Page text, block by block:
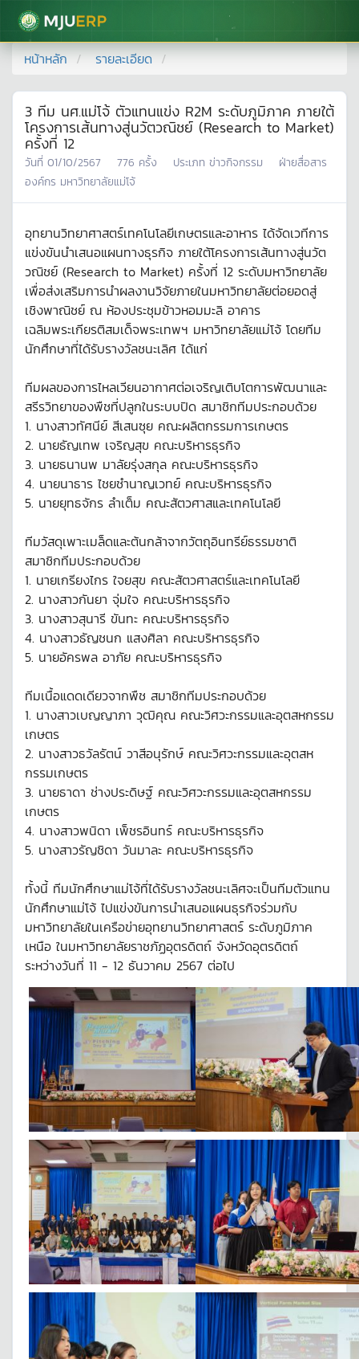
มหาวิทยาลัยแม่โจ้
หน้าหลัก รายละเอียด
3 ทีม นศ.แม่โจ้ ตัวแทนแข่ง R2M ระดับภูมิภาค ภายใต้
โครงการเส้นทางสู่นวัตวณิชย์ (Research to Market)
ครั้งที่ 12
วันที่ 01/10/2567 776 ครั้ง ประเภท ข่าวกิจกรรม
ฝ่ายสื่อสาร
องค์กร มหาวิทยาลัยแม่โจ้
อุทยานวิทยาศาสตร์เทคโนโลยีเกษตรและอาหาร ได้จัดเวทีการ
แข่งขันนำเสนอแผนทางธุรกิจ ภายใต้โครงการเส้นทางสู่นวัต
วณิชย์ (Research to Market) ครั้งที่ 12 ระดับมหาวิทยาลัย
เพื่อส่งเสริมการนำผลงานวิจัยภายในมหาวิทยาลัยต่อยอดสู่
เชิงพาณิชย์ ณ ห้องประชุมข้าวหอมมะลิ อาคาร
เฉลิมพระเกียรติสมเด็จพระเทพฯ มหาวิทยาลัยแม่โจ้ โดยทีม
นักศึกษาที่ได้รับรางวัลชนะเลิศ ได้แก่
ทีมผลของการไหลเวียนอากาศต่อเจริญเติบโตการพัฒนาและ
สรีรวิทยาของพืชที่ปลูกในระบบปิด สมาชิกทีมประกอบด้วย
1. นางสาวทัศนีย์ สีเสนซุย คณะผลิตกรรมการเกษตร
2. นายธัญเทพ เจริญสุข คณะบริหารธุรกิจ
3. นายธนานพ มาลัยรุ่งสกุล คณะบริหารธุรกิจ
4. นายนาธาร ไชยชำนาญเวทย์ คณะบริหารธุรกิจ
5. นายยุทธจักร ลำเต็ม คณะสัตวศาสและเทคโนโลยี
ทีมวัสดุเพาะเมล็ดและต้นกล้าจากวัตถุอินทรีย์ธรรมชาติ
สมาชิกทีมประกอบด้วย
1. นายเกรียงไกร ใจยสุข คณะสัตวศาสตร์และเทคโนโลยี
2. นางสาวกันยา จุ่มใจ คณะบริหารธุรกิจ
3. นางสาวสุนารี ขันทะ คณะบริหารธุรกิจ
4. นางสาวธัญชนก แสงศิลา คณะบริหารธุรกิจ
5. นายอัครพล อาภัย คณะบริหารธุรกิจ
ทีมเนื้อแดดเดียวจากพืช สมาชิกทีมประกอบด้วย
1. นางสาวเบญญาภา วุฒิคุณ คณะวิศวะกรรมและอุตสหกรรม
เกษตร
2. นางสาวธวัลรัตน์ วาสีอนุรักษ์ คณะวิศวะกรรมและอุตสห
กรรมเกษตร
3. นายธาดา ช่างประดิษฐ์ คณะวิศวะกรรมและอุตสหกรรม
เกษตร
4. นางสาวพนิดา เพ็ชรอินทร์ คณะบริหารธุรกิจ
5. นางสาวรัญชิดา วันมาละ คณะบริหารธุรกิจ
ทั้งนี้ ทีมนักศึกษาแม่โจ้ที่ได้รับรางวัลชนะเลิศจะเป็นทีมตัวแทน
นักศึกษาแม่โจ้ ไปแข่งขันการนำเสนอแผนธุรกิจร่วมกับ
มหาวิทยาลัยในเครือข่ายอุทยานวิทยาศาสตร์ ระดับภูมิภาค
เหนือ ในมหาวิทยาลัยราชภัฏอุตรดิตถ์ จังหวัดอุตรดิตถ์
ระหว่างวันที่ 11 - 12 ธันวาคม 2567 ต่อไป